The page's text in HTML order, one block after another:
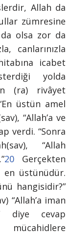
Allah da
zümresine
da olsa zor da
canlarınızla
icabet
yolda
(ra) rivâyet
üstün amel
“Allah’a ve
verdi. “Sonra
“Allah
20Gerçekten
en üstünüdür.
hangisidir?”
“Allah’a iman
diye cevap